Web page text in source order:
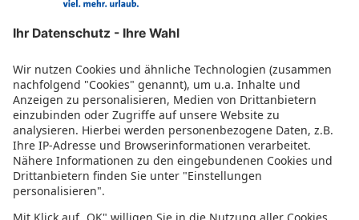
Impressum
Informationen zur Barrierefreiheit
Datenschutz
Datenschutzeinstellungen